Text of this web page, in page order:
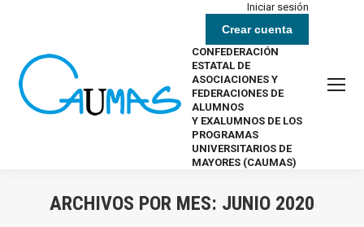
Iniciar sesión
Crear cuenta
CONFEDERACIÓN
ESTATAL DE
ASOCIACIONES Y
FEDERACIONES DE
ALUMNOS
Y EXALUMNOS DE LOS
PROGRAMAS
UNIVERSITARIOS DE
MAYORES (CAUMAS)
ARCHIVOS POR MES: JUNIO 2020